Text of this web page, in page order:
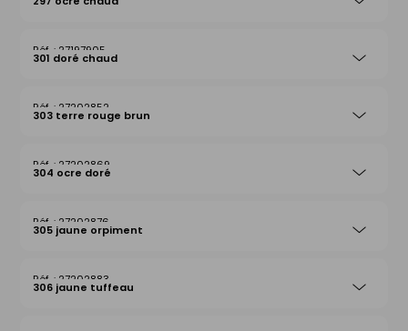
27197905
301 doré chaud
27202852
303 terre rouge brun
27202869
304 ocre doré
27202876
305 jaune orpiment
27202883
306 jaune tuffeau